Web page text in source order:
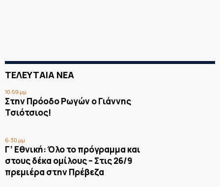
ΤΕΛΕΥΤΑΙΑ ΝΕΑ
10:59 μμ
Στην Πρόοδο Ρωγών ο Γιάννης
Τσιότσιος!
6:30 μμ
Γ’ Εθνική: Όλο το πρόγραμμα και
στους δέκα ομίλους – Στις 26/9
πρεμιέρα στην Πρέβεζα